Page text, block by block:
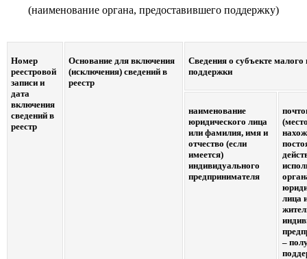
(наименование органа, предоставившего поддержку)
Номер
реестровой
записи и
дата
включения
сведений в
реестр
Основание для включения
(исключения) сведений в
реестр
Сведения о субъекте малого
поддержки
наименование
юридического лица
или фамилия, имя и
отчество (если
имеется)
индивидуального
предпринимателя
лица
–